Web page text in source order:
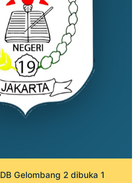
Gelombang 2 dibuka 1